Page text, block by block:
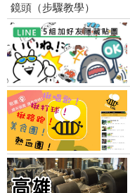
鏡頭（步驟教學）